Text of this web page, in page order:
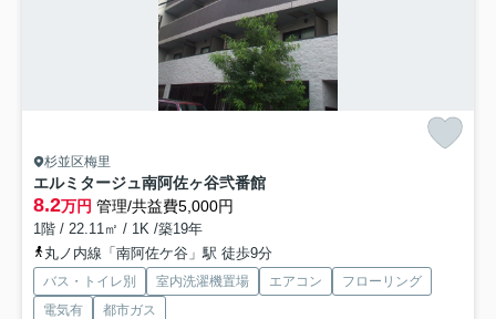
杉並区梅里
エルミタージュ南阿佐ヶ谷弐番館
8.2万円 管理/共益費5,000円
1階 / 22.11㎡ / 1K /築19年
丸ノ内線「南阿佐ケ谷」駅 徒歩9分
バス・トイレ別 室内洗濯機置場 エアコン
フローリング
電気有
都市ガス